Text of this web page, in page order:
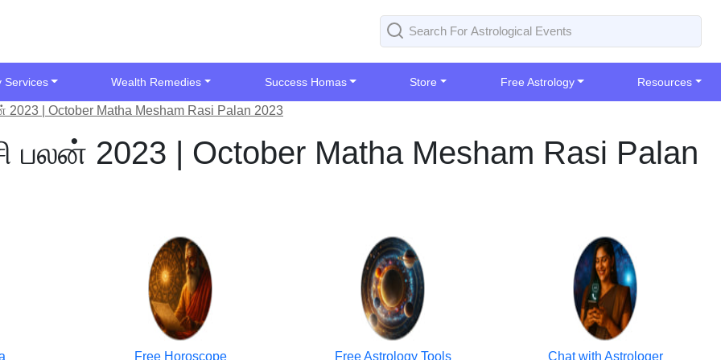
Services Wealth Remedies Success Homas Store Free Astrology Resources
| October Matha Mesham Rasi Palan 2023
2023 | October Matha Mesham Rasi Palan
Free Horoscope Free Astrology Tools Chat with Astrologer